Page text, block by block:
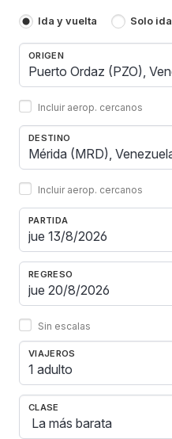
Ida y vuelta Solo ida
ORIGEN
Incluir aerop. cercanos
DESTINO
Incluir aerop. cercanos
PARTIDA
REGRESO
Sin escalas
VIAJEROS
1 adulto
CLASE